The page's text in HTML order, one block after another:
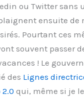
ou Twitter sans
ensuite de
Pourtant ces
souvent passer
! Le
des Lignes
qui, même si je